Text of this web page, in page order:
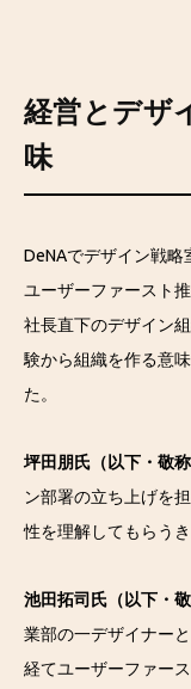
経営とデザ
味
DeNAでデザイン戦
ユーザーファースト
社長直下のデザイン
験から組織を作る意
た。
坪田朋氏（以下・敬称
ン部署の立ち上げを
性を理解してもらう
池田拓司氏（以下・敬
業部の一デザイナー
経てユーザーファー